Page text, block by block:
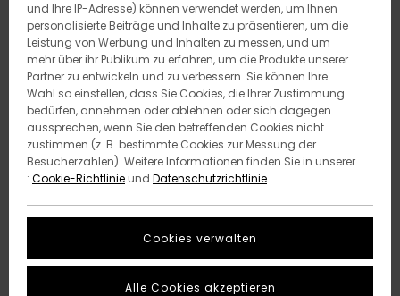
und Ihre IP-Adresse) können verwendet werden, um Ihnen
personalisierte Beiträge und Inhalte zu präsentieren, um die
Leistung von Werbung und Inhalten zu messen, und um
mehr über ihr Publikum zu erfahren, um die Produkte unserer
Partner zu entwickeln und zu verbessern. Sie können Ihre
Wahl so einstellen, dass Sie Cookies, die Ihrer Zustimmung
bedürfen, annehmen oder ablehnen oder sich dagegen
aussprechen, wenn Sie den betreffenden Cookies nicht
zustimmen (z. B. bestimmte Cookies zur Messung der
Besucherzahlen). Weitere Informationen finden Sie in unserer
: Cookie-Richtlinieund Datenschutzrichtlinie
Cookies verwalten
Alle Cookies akzeptieren